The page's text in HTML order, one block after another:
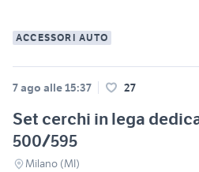
ACCESSORI AUTO
7 ago alle 15:37 27
Set cerchi in lega
500/595
Milano (MI)